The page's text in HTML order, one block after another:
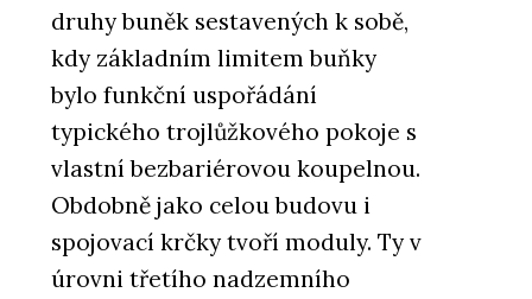
druhy buněk sestavených k sobě,
kdy základním limitem buňky
bylo funkční uspořádání
typického trojlůžkového pokoje s
vlastní bezbariérovou koupelnou.
Obdobně jako celou budovu i
spojovací krčky tvoří moduly. Ty v
úrovni třetího nadzemního